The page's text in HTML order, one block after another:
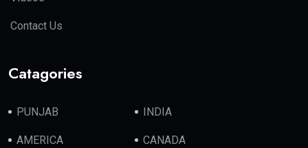
Contact Us
Catagories
PUNJAB INDIA
AMERICA CANADA